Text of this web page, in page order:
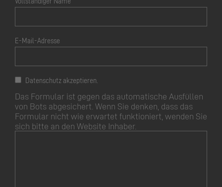
E-Mail-Adresse
Datenschutz akzeptieren.
Das Formular ist gegen das automatische Ausfüllen
von Bots abgesichert. Wenn Sie denken, dass das
Formular nicht wie erwartet funktioniert, wenden Sie
sich bitte an den Website Inhaber.